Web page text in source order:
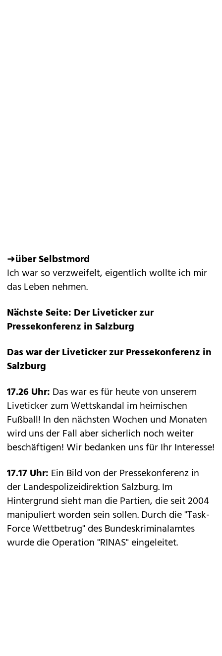
➜über Selbstmord
Ich war so verzweifelt, eigentlich wollte ich mir
das Leben nehmen.
Nächste Seite: Der Liveticker zur
Pressekonferenz in Salzburg
Das war der Liveticker zur Pressekonferenz in
Salzburg
17.26 Uhr: Das war es für heute von unserem
Liveticker zum Wettskandal im heimischen
Fußball! In den nächsten Wochen und Monaten
wird uns der Fall aber sicherlich noch weiter
beschäftigen! Wir bedanken uns für Ihr Interesse!
17.17 Uhr: Ein Bild von der Pressekonferenz in
der Landespolizeidirektion Salzburg. Im
Hintergrund sieht man die Partien, die seit 2004
manipuliert worden sein sollen. Durch die "Task-
Force Wettbetrug" des Bundeskriminalamtes
wurde die Operation "RINAS" eingeleitet.